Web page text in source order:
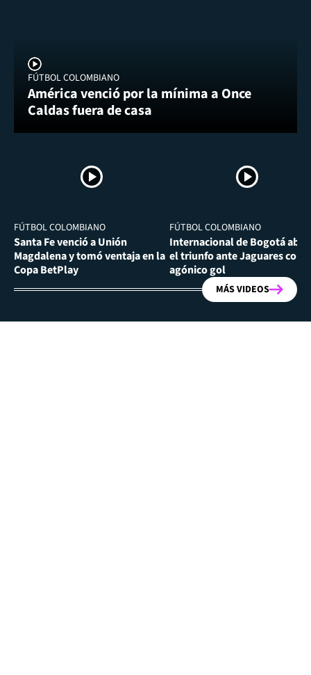
FÚTBOL COLOMBIANO
América venció por la mínima a Once
Caldas fuera de casa
FÚTBOL COLOMBIANO
Santa Fe venció a Unión
Magdalena y tomó ventaja en la
Copa BetPlay
FÚTBOL COLOMBIANO
Internacional de Bogotá
el triunfo ante Jaguares con
agónico gol
MÁS VIDEOS